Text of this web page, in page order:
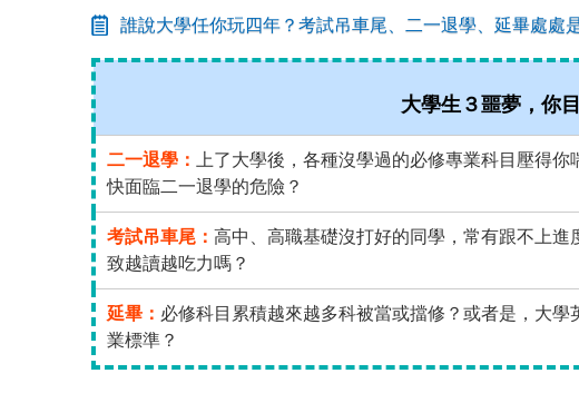
誰說大學任你玩四年？考試吊車尾、二一退學、延畢處處
大學生３噩夢，你
二一退學：
上了大學後，各種沒學過的必修專業科目壓得
快面臨二一退學的危險？
考試吊車尾： 高中、高職基礎沒打好的同學，常有跟不上
致越讀越吃力嗎？
延畢： 必修科目累積越來越多科被當或擋修？或者是，大
業標準？